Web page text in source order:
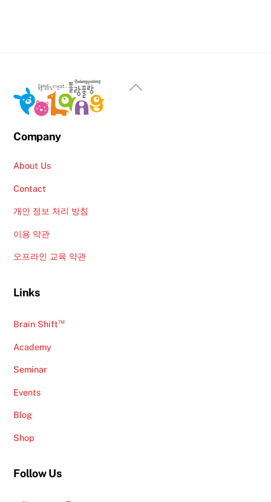
Back
Company
About Us
Contact
개인 정보 처리 방침
이용 약관
오프라인 교육 약관
Links
Brain Shift™
Academy
Seminar
Events
Blog
Shop
Follow Us